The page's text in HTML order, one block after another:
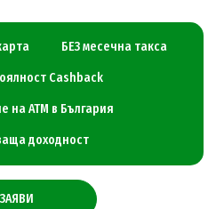
БЕЗ месечна такса
Cashback
на АТМ в България
доходност
ЗАЯВИ